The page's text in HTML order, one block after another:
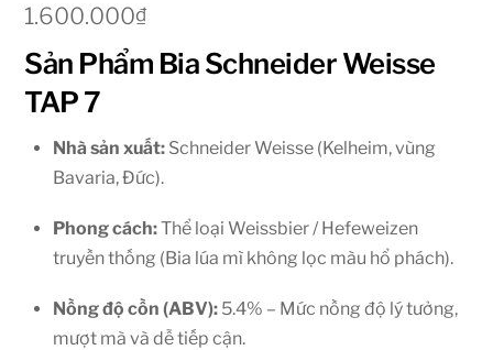
1.600.000₫
Sản Phẩm Bia Schneider Weisse
TAP 7
Nhà sản xuất: Schneider Weisse (Kelheim, vùng
Bavaria, Đức).
Phong cách:Thể loại Weissbier / Hefeweizen
truyền thống (Bia lúa mì không lọc màu hổ phách).
Nồng độ cồn (ABV): 5.4% – Mức nồng độ lý tưởng,
mượt mà và dễ tiếp cận.